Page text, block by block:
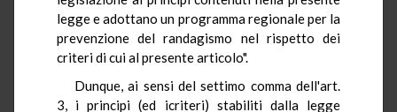
legge e adottano un programma regionale per la
prevenzione del randagismo nel rispetto dei
criteri di cui al presente articolo".
Dunque, ai sensi del settimo comma dell'art.
3, i principi (ed icriteri) stabiliti dalla legge